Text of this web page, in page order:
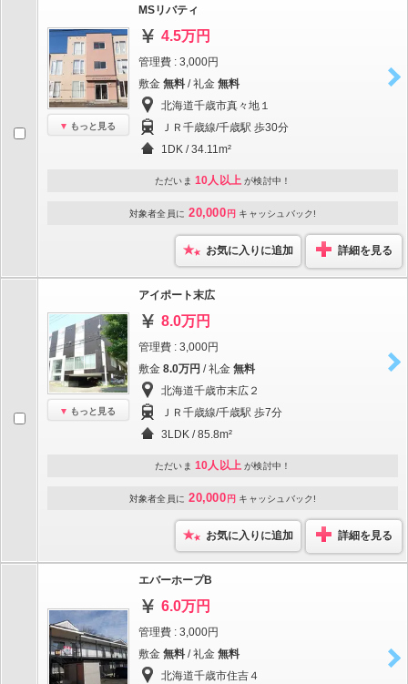
もっと見る
MSリバティ
4.5万円
管理費 : 3,000円
敷金 無料 / 礼金 無料
北海道千歳市真々地１
ＪＲ千歳線/千歳駅 歩30分
1DK / 34.11m²
ただいま 10人以上 が検討中！
対象者全員に 20,000 円 キャッシュバック!
お気に入りに追加 詳細を見る
もっと見る
アイポート末広
8.0万円
管理費 : 3,000円
敷金 8.0万円 / 礼金 無料
北海道千歳市末広２
ＪＲ千歳線/千歳駅 歩7分
3LDK / 85.8m²
ただいま 10人以上 が検討中！
対象者全員に 20,000 円 キャッシュバック!
お気に入りに追加 詳細を見る
エバーホープB
6.0万円
管理費 : 3,000円
敷金 無料 / 礼金 無料
北海道千歳市住吉４